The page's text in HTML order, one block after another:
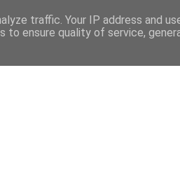
traffic. Your IP address and
to ensure quality of service,